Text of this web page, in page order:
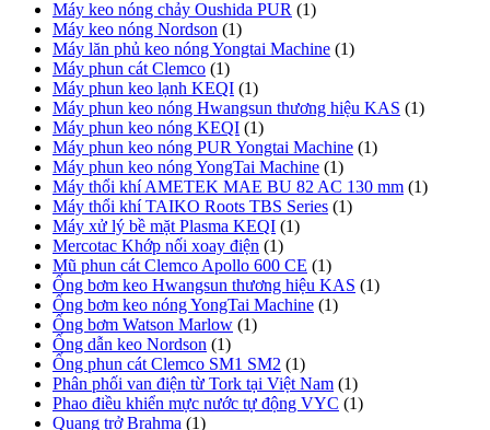
Máy keo nóng chảy Oushida PUR (1)
Máy keo nóng Nordson (1)
Máy lăn phủ keo nóng Yongtai Machine (1)
Máy phun cát Clemco (1)
Máy phun keo lạnh KEQI (1)
Máy phun keo nóng Hwangsun thương hiệu KAS (1)
Máy phun keo nóng KEQI (1)
Máy phun keo nóng PUR Yongtai Machine (1)
Máy phun keo nóng YongTai Machine (1)
Máy thổi khí AMETEK MAE BU 82 AC 130 mm (1)
Máy thổi khí TAIKO Roots TBS Series (1)
Máy xử lý bề mặt Plasma KEQI (1)
Mercotac Khớp nối xoay điện (1)
Mũ phun cát Clemco Apollo 600 CE (1)
Ống bơm keo Hwangsun thương hiệu KAS (1)
Ống bơm keo nóng YongTai Machine (1)
Ống bơm Watson Marlow (1)
Ống dẫn keo Nordson (1)
Ống phun cát Clemco SM1 SM2 (1)
Phân phối van điện từ Tork tại Việt Nam (1)
Phao điều khiển mực nước tự động VYC (1)
Quang trở Brahma (1)